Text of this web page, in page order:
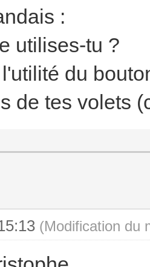
:
utilises-tu ?
du
de tes volets
(Modification du